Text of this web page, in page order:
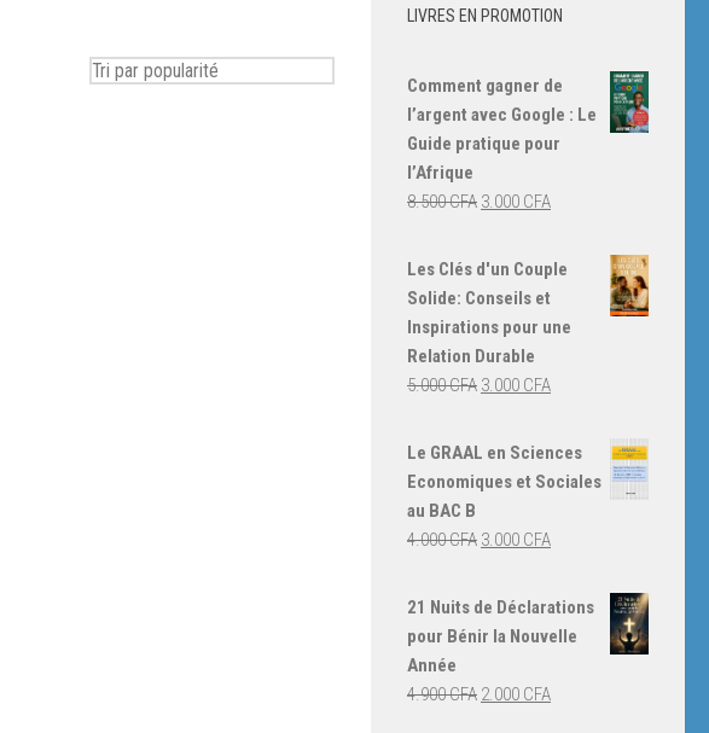
LIVRES EN PROMOTION
Comment gagner de
l’argent avec Google : Le
Guide pratique pour
l’Afrique
8.500CFA Le
initial
était :
3.000 CFALe
actuel
3.000 CFA.
Les Clés d'un Couple
Solide: Conseils et
Inspirations pour une
Relation Durable
5.000CFA Le
initial
3.000 CFALe
est :
3.000 CFA.
Le GRAAL en Sciences
Economiques et Sociales
au BAC B
4.000CFA Le
initial
était :
3.000 CFALe
actuel
est :
3.000 CFA.
21 Nuits de Déclarations
pour Bénir la Nouvelle
Année
4.900CFA Le
2.000 CFALe